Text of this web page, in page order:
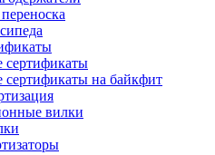
сертификаты
на байкфит
вилки